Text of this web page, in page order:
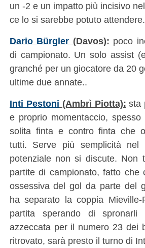
un -2 e un impatto più incisivo
ce lo si sarebbe potuto attendere.
Dario Bürgler (Davos): poco
di campionato. Un solo assist
granché per un giocatore da 20
ultime due annate..
Inti Pestoni (Ambrì Piotta): sta
e proprio momentaccio, spesso
solita finta e contro finta che
tutti. Serve più semplicità
potenziale non si discute. Non
partite di campionato, fatto che
ossessiva del gol da parte del
ha separato la coppia Mieville-
partita sperando di spronarli
azzeccata per il numero 23 dei
ritrovato, sarà presto il turno di